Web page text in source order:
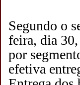
Segundo o
feira, dia
por
efetiva